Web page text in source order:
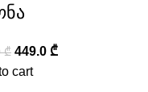
₾ 449.0 ₾
cart